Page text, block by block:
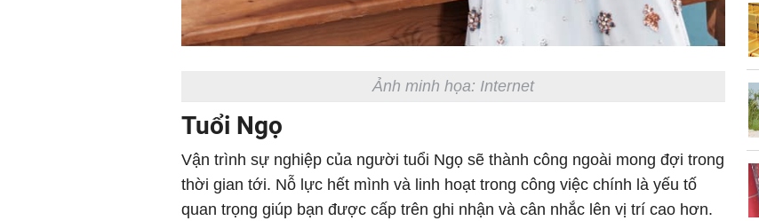
Ảnh minh họa: Internet
Tuổi Ngọ
Vận trình sự nghiệp của người tuổi Ngọ sẽ thành công ngoài mong đợi trong
thời gian tới. Nỗ lực hết mình và linh hoạt trong công việc chính là yếu tố
quan trọng giúp bạn được cấp trên ghi nhận và cân nhắc lên vị trí cao hơn.